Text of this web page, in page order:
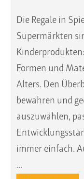
Die Regale in
Supermärkten
Formen und
Alters. Den
bewahren und
auszuwählen,
immer einfach.
...